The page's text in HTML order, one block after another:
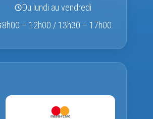
Du lundi au vendredi
8h00 – 12h00 / 13h30 – 17h00
mastercard